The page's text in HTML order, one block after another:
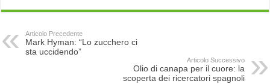
Articolo Precedente
Mark Hyman: “Lo zucchero ci
sta uccidendo”
Articolo Successivo
Olio di canapa per il cuore: la
scoperta dei ricercatori spagnoli